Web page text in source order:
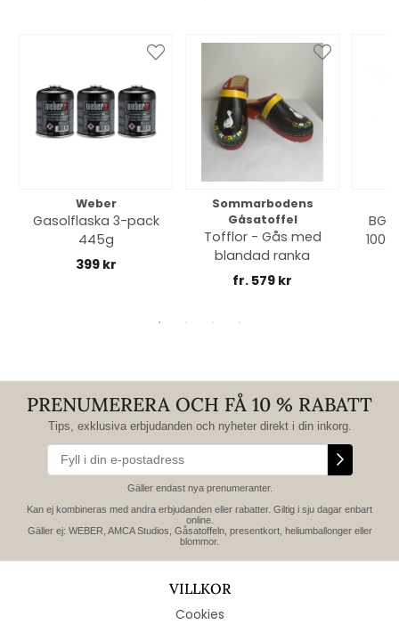
Weber
Gasolflaska 3-pack
445g
399 kr
Sommarbodens
Gåsatoffel
Tofflor - Gås med
blandad ranka
fr. 579 kr
PRENUMERERA OCH FÅ 10 % RABATT
Tips, exklusiva erbjudanden och nyheter direkt i din inkorg.
Gäller endast nya prenumeranter.
Kan ej kombineras med andra erbjudanden eller rabatter. Giltig i sju dagar enbart
online.
Gäller ej: WEBER, AMCA Studios, Gåsatoffeln, presentkort, heliumballonger eller
blommor.
VILLKOR
Cookies